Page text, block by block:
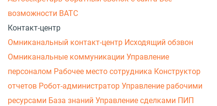
возможности ВАТС
Контакт-центр
Омниканальный контакт-центр Исходящий обзвон
Омниканальные коммуникации Управление
персоналом Рабочее место сотрудника Конструктор
отчетов Робот-администратор Управление рабочими
ресурсами База знаний Управление сделками ПИП